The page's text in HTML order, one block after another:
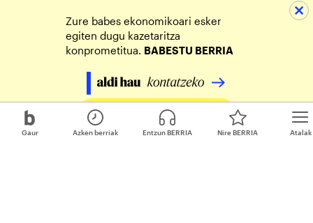
Gaur Atalak
Azken berriak Entzun BERRIA Nire BERRIA
Zure babes ekonomikoari esker
egiten dugu kazetaritza
konprometitua. BABESTU BERRIA
Egin zure ekarpena